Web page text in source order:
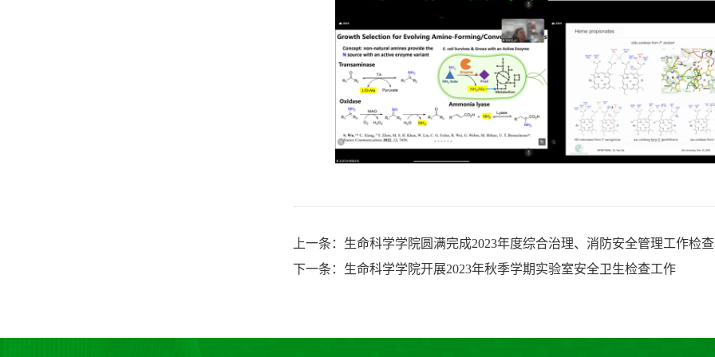
上一条：生命科学学院圆满完成2023年度综合治理、消防安全管理工作检
下一条：生命科学学院开展2023年秋季学期实验室安全卫生检查工作